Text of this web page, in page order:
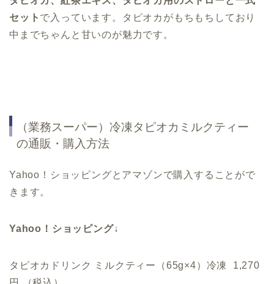
セット で入っています。タピオカがもちもちしており
中までちゃんと甘いのが魅力です。
（業務スーパー）冷凍タピオカミルクティー
の通販・購入方法
Yahoo！ショッピングとアマゾンで購入することがで
きます。
Yahoo！ショッピング↓
タピオカドリンク ミルクティー（65g×4）冷凍 1,270